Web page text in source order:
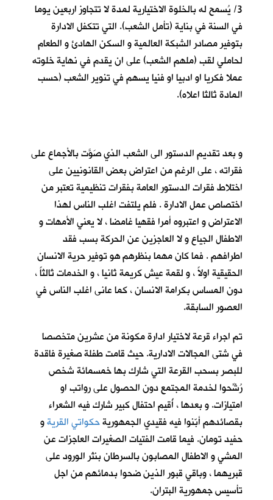
3/ يُسمح له بالخلوة الاختيارية لمدة لا تتجاوز اربعين يوما
في السنة في بناية (تأمل الشعب). التي تتكفل الادارة
بتوفير مصادر الشبكة العالمية و السكن الهادئ و الطعام
لحاملي لقب (ملهم الشعب) على ان يقدم في نهاية خلوته
عملا فكريا او ادبيا او فنيا يسهم في تنوير الشعب (حسب
المادة ثالثا اعلاه).
و بعد تقديم الدستور الى الشعب الذي صَوَّت بالأجماع على
فقراته ، على الرغم من اعتراض بعض القانونيين على
اختلاط فقرات الدستور العامة بفقرات تنظيمية تعتبر من
اختصاص عمل الادارة . فلم يلتفت اغلب الناس لهذا
الاعتراض و اعتبروه أمرا فقهيا غامضا ، لا يعني الأمهات و
الاطفال الجياع و لا العاجزين عن الحركة بسب فقد
اطرافهم . فما كان مهما بنظرهم هو توفير حرية الانسان
الحقيقية اولاً ، و لقمة عيش كريمة ثانيا ، و الخدمات ثالثاً ،
دون المساس بكرامة الانسان ، كما عانى اغلب الناس في
العصور السابقة.
تم اجراء قرعة لاختيار ادارة مكونة من عشرين متخصصا
في شتى المجالات الادارية. حيث قامت طفلة صغيرة فاقدة
للبصر بسحب القرعة التي شارك بها خمسمائة شخص
رُشِّحوا لخدمة المجتمع دون الحصول على رواتب او
امتيازات. و بعدها ، أُقيم احتفال كبير شارك فيه الشعراء
بقصائدهم أبّنوا فيه فقيدي الجمهوريةحكواتي القريةو
حفيد تومان. فيما قامت الفتيات الصغيرات العاجزات عن
المشي و الاطفال المصابون بالسرطان بنثر الورود على
قبريهما ، وباقي قبور الذين ضحوا بدمائهم من اجل
تأسيس جمهورية البتران.